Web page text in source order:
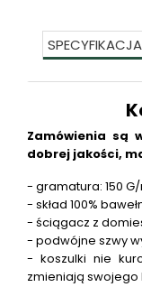
SPECYFIKACJA
Zamówienia są
dobrej jakości,
- gramatura: 150
- skład 100%
- ściągacz z
- podwójne szwy
- koszulki nie
zmieniają swojego